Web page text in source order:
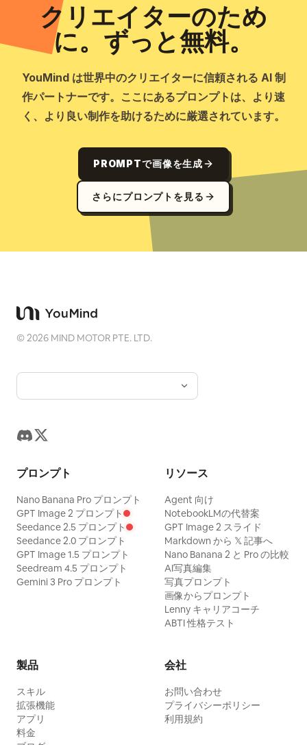
クリエイターのため
に。ずっと無料。
YouMind は世界中のクリエイターに信頼される AI 制
作パートナーです。ここにあるプロンプトは、より速
く、より良い制作を助けるために厳選されています。
PROMPTで画像を生成
さらにプロンプトを見る
©2026 MIND MOTOR PTE. LTD.
プロンプト
Nano Banana Pro プロンプト
GPT Image 2 プロンプト
Seedance 2.5 プロンプト
Seedance 2.0 プロンプト
GPT Image 1.5 プロンプト
Seedream 4.5 プロンプト
Gemini 3 Pro プロンプト
リソース
Agent 向け
NotebookLMの代替案
GPT Image 2 スライド
Markdown から 𝕏 記事へ
Nano Banana 2 と Pro の比較
AI写真編集
写真プロンプト
画像からプロンプト
Lenny キャリアコーチ
ABTI 性格テスト
製品
スキル
拡張機能
アプリ
料金
会社
お問い合わせ
プライバシーポリシー
利用規約